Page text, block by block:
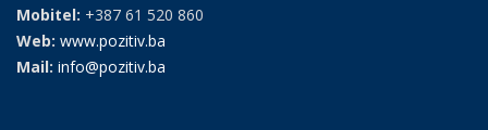
Mobitel: +387 61 520 860
Web: www.pozitiv.ba
Mail: info@pozitiv.ba